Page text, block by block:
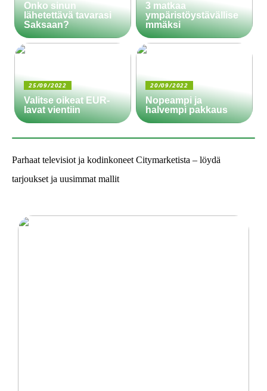
Onko sinun
lähetettävä tavarasi
Saksaan?
3 matkaa
ympäristöystävällise
mmäksi
25/09/2022
Valitse oikeat EUR-
lavat vientiin
20/09/2022
Nopeampi ja
halvempi pakkaus
Parhaat televisiot ja kodinkoneet Citymarketista – löydä
tarjoukset ja uusimmat mallit